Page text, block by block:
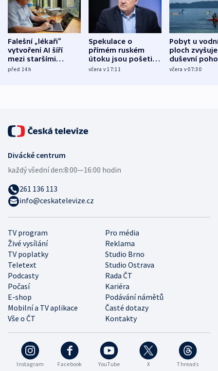
Falešní „lékaři“
vytvoření AI šíří
mezi staršími
Poláky nebezpečné
před 14h
Spekulace o
přímém ruském
útoku jsou pošetilé,
míní estonský
včera v 17:11
Pobyt u
ploch zvyšuje
duševní
ukázala
včera v 07:30
Instagram Facebook YouTube X Threads
TV program
Pro média
Živé vysílání
Reklama
TV poplatky
Studio Brno
Teletext
Studio Ostrava
Podcasty
Rada ČT
Počasí
Kariéra
E-shop
Podávání námětů
Mobilní a TV aplikace
Časté dotazy
Vše o ČT
Kontakty
Divácké centrum
každý všední den:8:00—16:00 hodin
261 136 113
info@ceskatelevize.cz